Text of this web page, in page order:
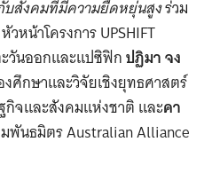
บสังคมที่มีความยืดหยุ่นสูงร่วม
หัวหน้าโครงการ UPSHIFT
วันออกและแปซิฟิกปฏิมา จง
ศึกษาและวิจัยเชิงยุทธศาสตร์
จและสังคมแห่งชาติ และคา
พันธมิตร Australian Alliance